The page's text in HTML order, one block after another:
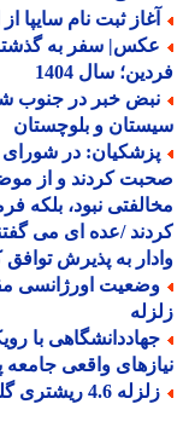
ثبت نام سایپا از امروز 17 مرداد
سفر به گذشته؛
سال 1404
خبر در جنوب شرق؛
و بلوچستان
کردند و از موضع
نبود، بلکه
/عده ای می گفتند
به پذیرش توافق
اورژانسی
با
واقعی جامعه
گلباف کرمان هیچ گونه خسارتی نداشت